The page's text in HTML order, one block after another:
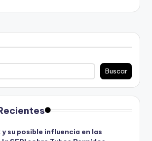
Buscar
y su posible influencia en las